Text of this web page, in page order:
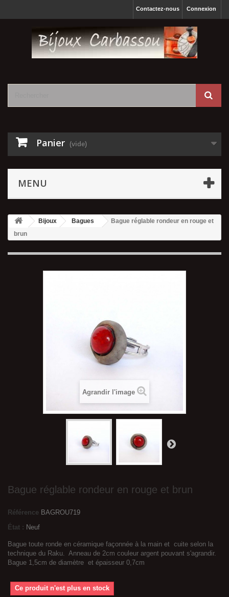
Connexion
Contactez-nous
Panier (vide)
MENU
Bijoux Bagues
Bague réglable rondeur en rouge et
brun
Agrandir l'image
Bague réglable rondeur en rouge et brun
Référence BAGROU719
État : Neuf
Bague toute ronde en céramique façonnée à la main et cuite selon la
technique du Raku. Anneau de 2cm couleur argent pouvant s'agrandir.
Bague 1,5cm de diamètre et épaisseur 0,7cm
Ce produit n'est plus en stock